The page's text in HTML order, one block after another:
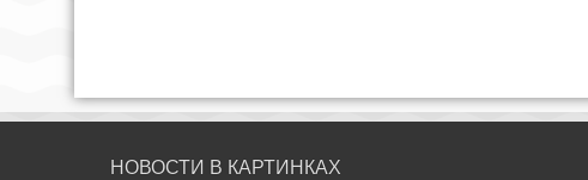
НОВОСТИ В КАРТИНКАХ